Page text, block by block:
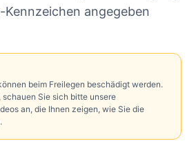
angegeben
beim Freilegen beschädigt werden.
schauen Sie sich bitte unsere
an, die Ihnen zeigen, wie Sie die